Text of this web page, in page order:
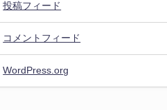
投稿フィード
コメントフィード
WordPress.org